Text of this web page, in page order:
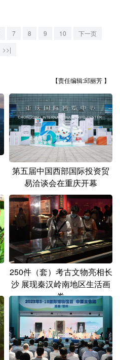
重庆
云南 西藏
青海 宁夏
黑龙江
Français عربى
日本語 한국어
7 8 9 10
下一页
>>|
【责任编辑:邱丽芳 】
第五届中国西部国际投资贸
易洽谈会在重庆开幕
250件（套）考古文物亮相长
沙 展现秦汉岭南地区生活画
卷